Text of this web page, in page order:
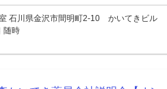
川県金沢市間明町2-10 かいてきビル
随時